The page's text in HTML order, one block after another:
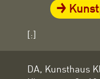
[:]
DA, Kunsthaus